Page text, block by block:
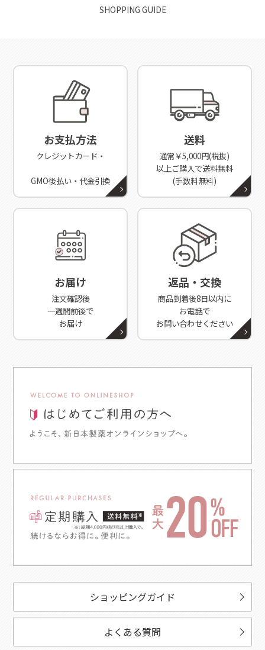
SHOPPING GUIDE
お支払方法
クレジットカード・
GMO後払い・代金引換
送料
通常￥5,000円(税抜)
以上ご購入で送料無料
(手数料無料)
お届け
注文確認後
一週間前後で
お届け
返品・交換
商品到着後8日以内に
お電話で
お問い合わせください
ショッピングガイド
よくある質問